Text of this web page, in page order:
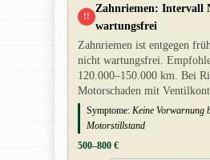
!!
Zahnriemen: Intervall
wartungsfrei
Zahnriemen ist entgegen
nicht wartungsfrei.
120.000–150.000 km. Bei
Motorschaden mit
Symptome: Keine Vorwarnung
Motorstillstand
500–800 €